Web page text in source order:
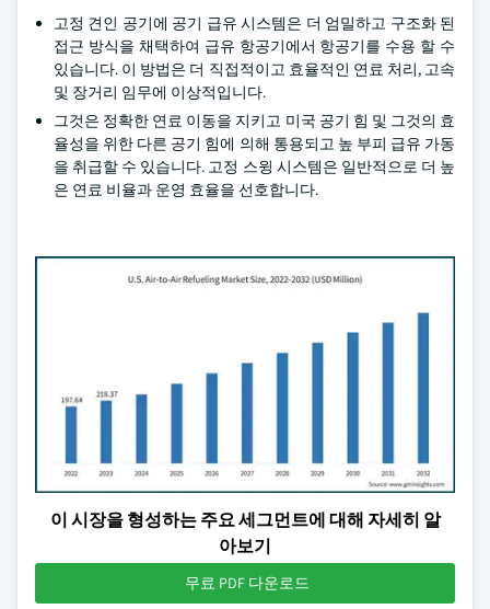
고정 견인 공기에 공기 급유 시스템은 더 엄밀하고 구조화 된
접근 방식을 채택하여 급유 항공기에서 항공기를 수용 할 수
있습니다. 이 방법은 더 직접적이고 효율적인 연료 처리, 고속
및 장거리 임무에 이상적입니다.
그것은 정확한 연료 이동을 지키고 미국 공기 힘 및 그것의 효
율성을 위한 다른 공기 힘에 의해 통용되고 높 부피 급유 가동
을 취급할 수 있습니다. 고정 스윙 시스템은 일반적으로 더 높
은 연료 비율과 운영 효율을 선호합니다.
이 시장을 형성하는 주요 세그먼트에 대해 자세히 알
아보기
무료 PDF 다운로드